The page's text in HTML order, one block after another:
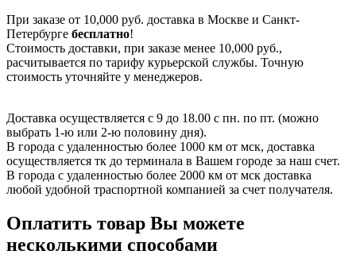
При заказе от 10,000 руб. доставка в Москве и Санкт-
Петербурге бесплатно!
Стоимость доставки, при заказе менее 10,000 руб.,
расчитывается по тарифу курьерской службы. Точную
стоимость уточняйте у менеджеров.
Доставка осуществляется с 9 до 18.00 с пн. по пт. (можно
выбрать 1-ю или 2-ю половину дня).
В города с удаленностью более 1000 км от мск, доставка
осуществляется тк до терминала в Вашем городе за наш счет.
В города с удаленностью более 2000 км от мск доставка
любой удобной траспортной компанией за счет получателя.
Оплатить товар Вы можете
несколькими способами